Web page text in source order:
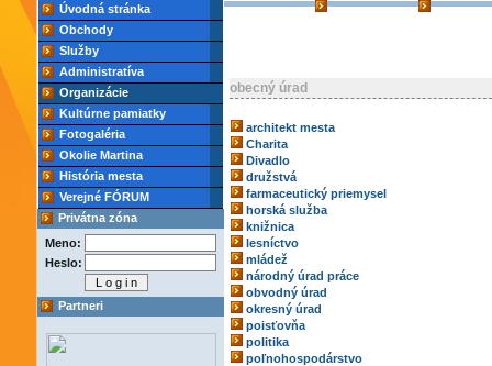
Úvodná stránka
Obchody
Služby
Administratíva
Organizácie
Kultúrne pamiatky
Fotogaléria
Okolie Martina
História mesta
Verejné FÓRUM
Privátna zóna
Meno:
Heslo:
Partneri
obecný úrad
architekt mesta
Charita
Divadlo
družstvá
farmaceutický priemysel
horská služba
knižnica
lesníctvo
mládež
národný úrad práce
obvodný úrad
okresný úrad
poisťovňa
politika
poľnohospodárstvo